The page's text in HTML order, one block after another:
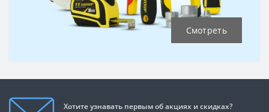
Смотреть
Хотите узнавать первым об акциях и скидках?